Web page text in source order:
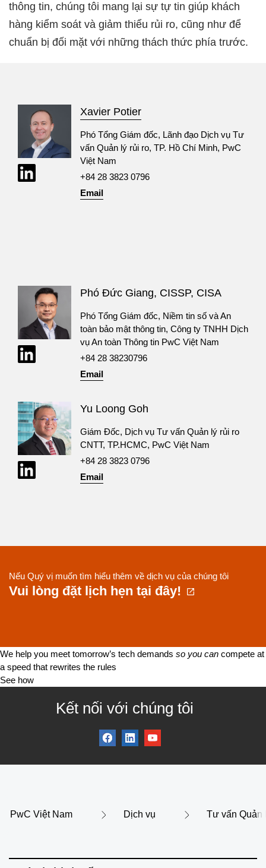
thông tin, chúng tôi mang lại sự tự tin giúp khách
hàng kiểm soát và giảm thiểu rủi ro, cũng như để
chuẩn bị đối mặt với những thách thức phía trước.
Xavier Potier
Phó Tổng Giám đốc, Lãnh đạo Dịch vụ Tư
vấn Quản lý rủi ro, TP. Hồ Chí Minh, PwC
Việt Nam
+84 28 3823 0796
Email
Phó Đức Giang, CISSP, CISA
Phó Tổng Giám đốc, Niềm tin số và An
toàn bảo mật thông tin, Công ty TNHH Dịch
vụ An toàn Thông tin PwC Việt Nam
+84 28 38230796
Email
Yu Loong Goh
Giám Đốc, Dịch vụ Tư vấn Quản lý rủi ro
CNTT, TP.HCMC, PwC Việt Nam
+84 28 3823 0796
Email
Nếu Quý vị muốn tìm hiểu thêm về dịch vụ của chúng tôi
Vui lòng đặt lịch hẹn tại đây!
We help you meet tomorrow’s tech demands so you can compete at
a speed that rewrites the rules
See how
Kết nối với chúng tôi
PwC Việt Nam Dịch vụ Tư vấn Quản